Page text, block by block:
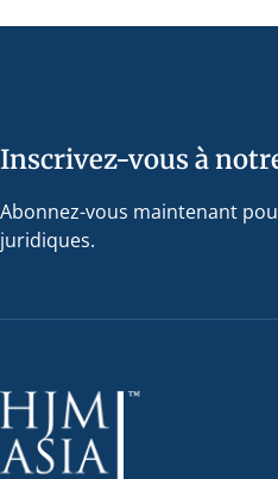
Inscrivez-vous à
Abonnez-vous maintenant
juridiques.